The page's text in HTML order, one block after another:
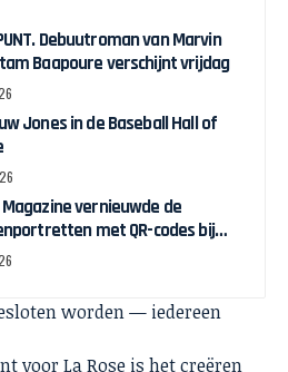
Debuutroman van Marvin
Baapoure verschijnt vrijdag
Jones in de Baseball Hall of
Magazine vernieuwde de
met QR-codes bij
worden — iedereen
voor La Rose is het creëren